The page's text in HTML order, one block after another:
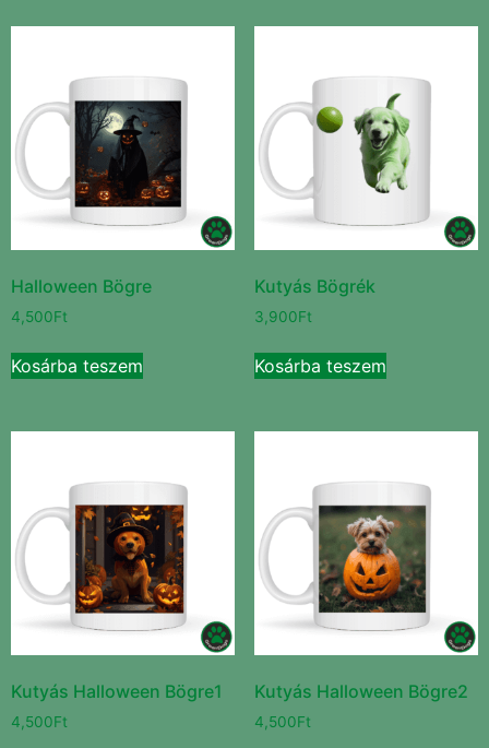
Halloween Bögre
4,500Ft
Kosárba teszem
Kutyás Bögrék
3,900Ft
Kosárba teszem
Kutyás Halloween Bögre1
4,500Ft
Kutyás Halloween Bögre2
4,500Ft